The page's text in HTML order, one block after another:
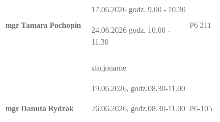
mgr Tamara Pochopin
17.06.2026 godz. 9.00 - 10.30
24.06.2026 godz. 10.00 -
11.30
P6 211
mgr Danuta Rydzak
stacjonarne
19.06.2026, godz.08.30-11.00
26.06.2026, godz.08.30-11.00 P6-105